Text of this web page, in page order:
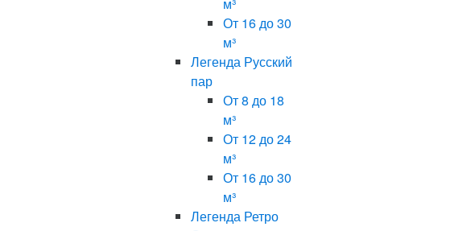
От 16 до 30
м³
Легенда Русский
пар
От 8 до 18
м³
От 12 до 24
м³
От 16 до 30
м³
Легенда Ретро